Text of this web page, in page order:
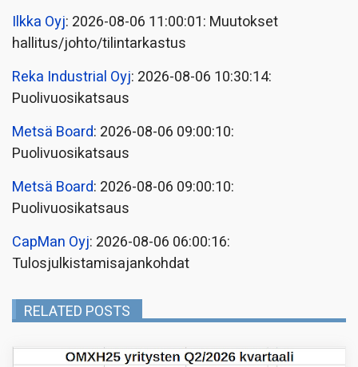
Ilkka Oyj: 2026-08-06 11:00:01: Muutokset
hallitus/johto/tilintarkastus
Reka Industrial Oyj: 2026-08-06 10:30:14:
Puolivuosikatsaus
Metsä Board: 2026-08-06 09:00:10:
Puolivuosikatsaus
Metsä Board: 2026-08-06 09:00:10:
Puolivuosikatsaus
CapMan Oyj: 2026-08-06 06:00:16:
Tulosjulkistamisajankohdat
RELATED POSTS